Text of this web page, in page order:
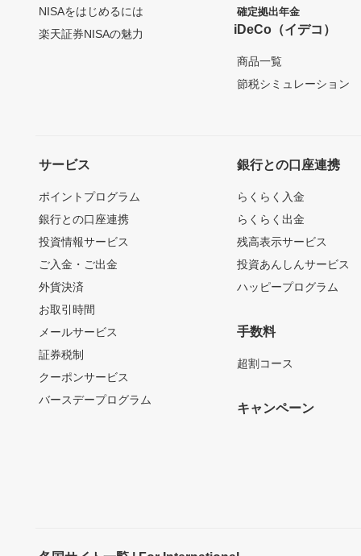
NISAをはじめるには
楽天証券NISAの魅力
確定拠出年金
iDeCo（イデコ）
商品一覧
節税シミュレーション
サービス
ポイントプログラム
銀行との口座連携
投資情報サービス
ご入金・ご出金
外貨決済
お取引時間
メールサービス
証券税制
クーポンサービス
バースデープログラム
銀行との口座連携
らくらく入金
らくらく出金
残高表示サービス
投資あんしんサービス
ハッピープログラム
手数料
超割コース
キャンペーン